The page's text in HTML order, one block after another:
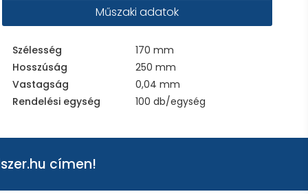
Műszaki adatok
Szélesség
170 mm
Hosszúság
250 mm
Vastagság
0,04 mm
Rendelési egység
100 db/egység
címen!